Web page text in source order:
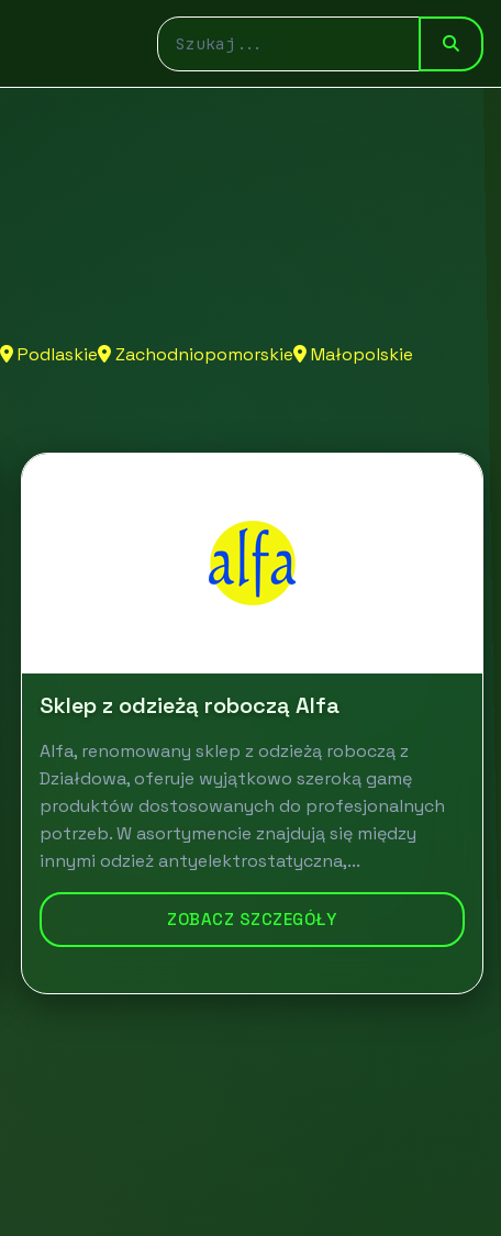
Podlaskie Zachodniopomorskie
Małopolskie
Sklep z odzieżą roboczą Alfa
Alfa, renomowany sklep z odzieżą roboczą z
Działdowa, oferuje wyjątkowo szeroką gamę
produktów dostosowanych do profesjonalnych
potrzeb. W asortymencie znajdują się między
innymi odzież antyelektrostatyczna,...
ZOBACZ SZCZEGÓŁY